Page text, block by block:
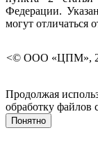
Федерации.
могут отличаться
<© ООО «ЦПМ»,
Продолжая
обработку файлов
Понятно